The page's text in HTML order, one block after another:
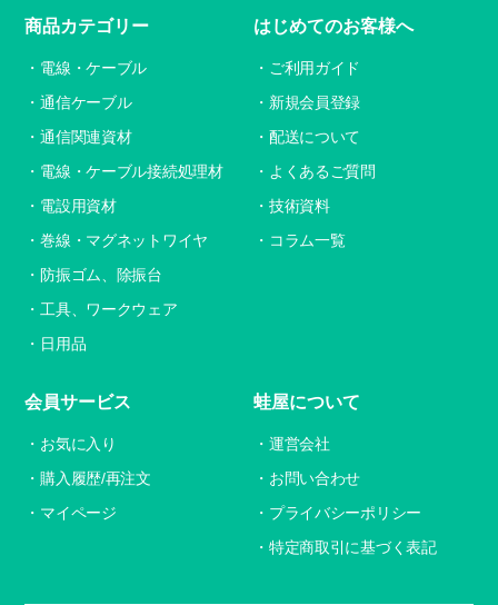
商品カテゴリー
電線・ケーブル
通信ケーブル
通信関連資材
電線・ケーブル接続処理材
電設用資材
巻線・マグネットワイヤ
防振ゴム、除振台
工具、ワークウェア
日用品
はじめてのお客様へ
ご利用ガイド
新規会員登録
配送について
よくあるご質問
技術資料
コラム一覧
会員サービス
お気に入り
購入履歴/再注文
マイページ
蛙屋について
運営会社
お問い合わせ
プライバシーポリシー
特定商取引に基づく表記